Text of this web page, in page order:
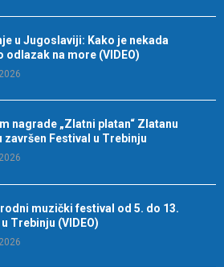
u Jugoslaviji: Kako je nekada
odlazak na more (VIDEO)
nagrade „Zlatni platan“ Zlatanu
završen Festival u Trebinju
muzički festival od 5. do 13.
Trebinju (VIDEO)